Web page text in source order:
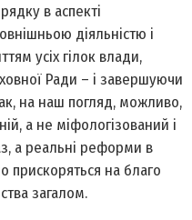
в аспекті
діяльністю і
усіх гілок влади,
Ради – і завершуючи
на наш погляд, можливо,
а не міфологізований і
а реальні реформи в
прискоряться на благо
загалом.